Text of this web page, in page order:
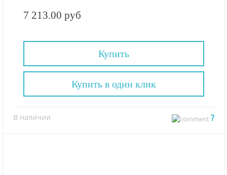
7 213.00 руб
Купить
В наличии ?
Купить в один клик